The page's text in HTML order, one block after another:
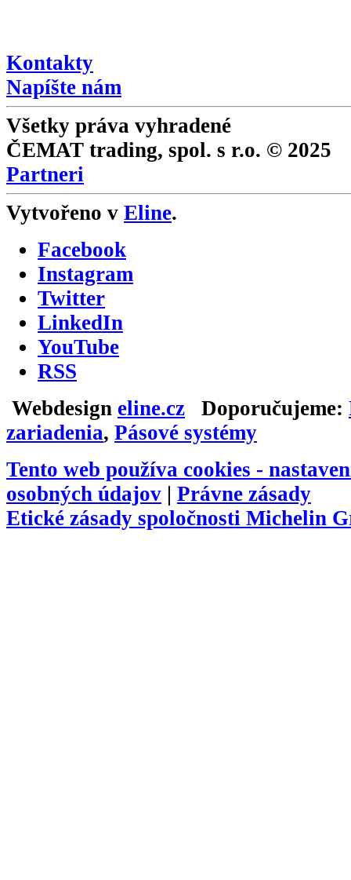
Kontakty
Napíšte nám
Všetky práva vyhradené
ČEMAT trading, spol. s r.o. © 2025
Partneri
Vytvořeno v Eline.
Facebook
Instagram
Twitter
LinkedIn
YouTube
RSS
Webdesign eline.cz Doporučujeme:
zariadenia, Pásové systémy
Tento web používa cookies -
osobných údajov | Právne zásady
Etické zásady spoločnosti Michelin